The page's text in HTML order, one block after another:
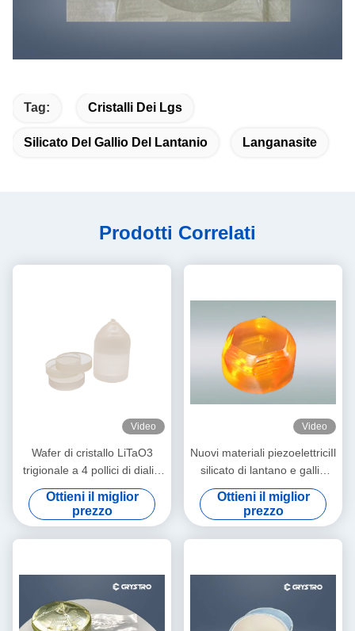
Tag: Cristalli Dei Lgs
Silicato Del Gallio Del Lantanio Langanasite
Prodotti Correlati
Video
Wafer di cristallo LiTaO3
trigionale a 4 pollici di dialisi
di litio tantlato per dispositivi
E-O
Ottieni il miglior
prezzo
Video
Nuovi materiali piezoelettriciIl
silicato di lantano e gallio
conosciuto come cristallo di
langasite
Ottieni il miglior
prezzo